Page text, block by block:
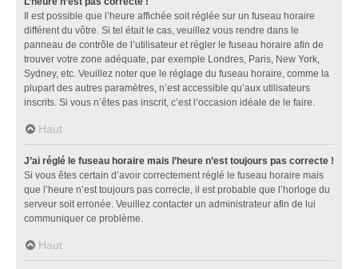
Il est possible que l’heure affichée soit réglée sur un fuseau horaire
différent du vôtre. Si tel était le cas, veuillez vous rendre dans le
panneau de contrôle de l’utilisateur et régler le fuseau horaire afin de
trouver votre zone adéquate, par exemple Londres, Paris, New York,
Sydney, etc. Veuillez noter que le réglage du fuseau horaire, comme la
plupart des autres paramètres, n’est accessible qu’aux utilisateurs
inscrits. Si vous n’êtes pas inscrit, c’est l’occasion idéale de le faire.
Haut
J’ai réglé le fuseau horaire mais l’heure n’est toujours pas correcte !
Si vous êtes certain d’avoir correctement réglé le fuseau horaire mais
que l’heure n’est toujours pas correcte, il est probable que l’horloge du
serveur soit erronée. Veuillez contacter un administrateur afin de lui
communiquer ce problème.
Haut